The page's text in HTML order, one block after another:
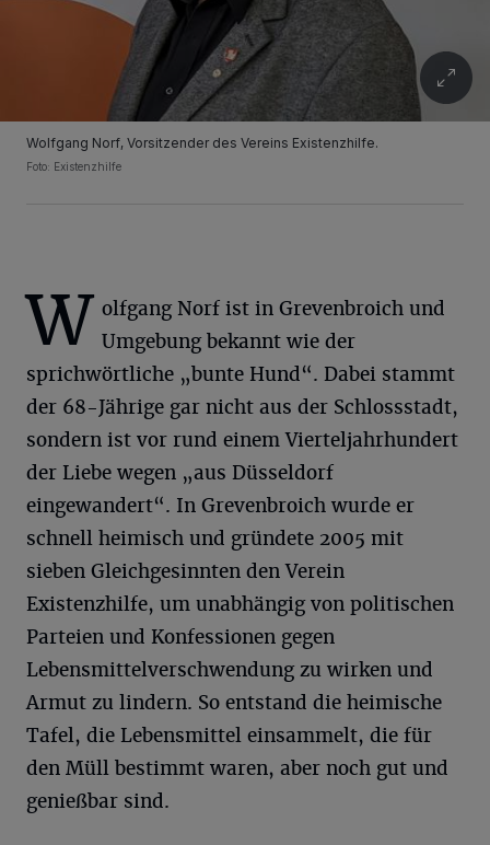
Wolfgang Norf, Vorsitzender des Vereins Existenzhilfe.
Foto: Existenzhilfe
W olfgang Norf ist in Grevenbroich und
Umgebung bekannt wie der
sprichwörtliche „bunte Hund“. Dabei stammt
der 68-Jährige gar nicht aus der Schlossstadt,
sondern ist vor rund einem Vierteljahrhundert
der Liebe wegen „aus Düsseldorf
eingewandert“. In Grevenbroich wurde er
schnell heimisch und gründete 2005 mit
sieben Gleichgesinnten den Verein
Existenzhilfe, um unabhängig von politischen
Parteien und Konfessionen gegen
Lebensmittelverschwendung zu wirken und
Armut zu lindern. So entstand die heimische
Tafel, die Lebensmittel einsammelt, die für
den Müll bestimmt waren, aber noch gut und
genießbar sind.